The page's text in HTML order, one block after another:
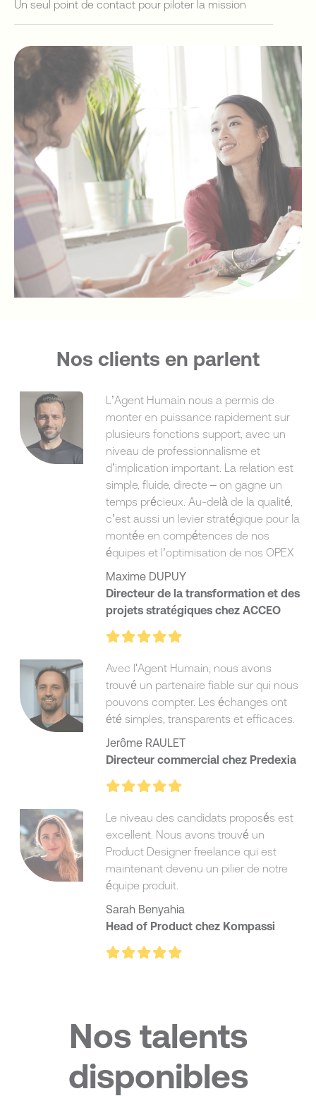
Un seul point de contact pour piloter la mission
Nos clients en parlent
L’Agent Humain nous a permis de
monter en puissance rapidement sur
plusieurs fonctions support, avec un
niveau de professionnalisme et
d’implication important. La relation est
simple, fluide, directe – on gagne un
temps précieux. Au-delà de la qualité,
c’est aussi un levier stratégique pour la
montée en compétences de nos
équipes et l’optimisation de nos OPEX
Maxime DUPUY
Directeur de la transformation et des
projets stratégiques chez ACCEO
Avec l'Agent Humain, nous avons
trouvé un partenaire fiable sur qui nous
pouvons compter. Les échanges ont
été simples, transparents et efficaces.
Jerôme RAULET
Directeur commercial chez Predexia
Le niveau des candidats proposés est
excellent. Nous avons trouvé un
Product Designer freelance qui est
maintenant devenu un pilier de notre
équipe produit.
Sarah Benyahia
Head of Product chez Kompassi
Nos talents
disponibles